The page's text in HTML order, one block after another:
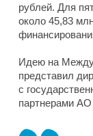
рублей. Для
около 45,83
Идею на
представил
с
партнерами